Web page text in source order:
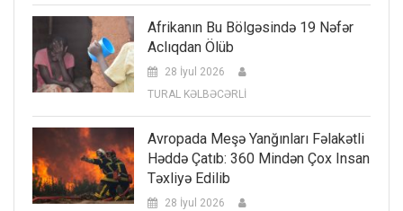
Afrikanın Bu Bölgəsində 19 Nəfər
Aclıqdan Ölüb
28 İyul 2026
TURAL KƏLBƏCƏRLİ
Avropada Meşə Yanğınları Fəlakətli
Həddə Çatıb: 360 Mindən Çox Insan
Təxliyə Edilib
28 İyul 2026